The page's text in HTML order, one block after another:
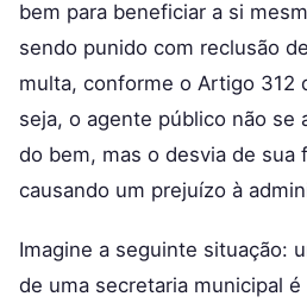
bem para beneficiar a si
sendo punido com reclusão
multa, conforme o Artigo 312
seja, o agente público não se
do bem, mas o desvia de sua
causando um prejuízo à
Imagine a seguinte situação:
de uma secretaria municipal